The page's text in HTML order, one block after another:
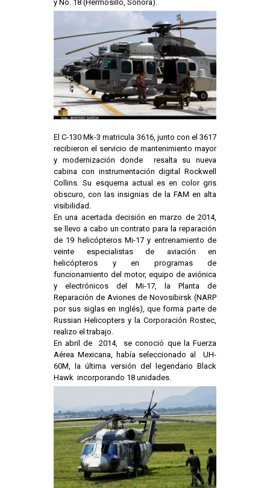
y No. 18 (Hermosillo, Sonora).
El C-130 Mk-3 matricula 3616, junto con el 3617
recibieron el servicio de mantenimiento mayor
y modernización donde resalta su nueva
cabina con instrumentación digital Rockwell
Collins. Su esquema actual es en color gris
obscuro, con las insignias de la FAM en alta
visibilidad.
En una acertada decisión en marzo de 2014,
se llevo a cabo un contrato para la reparación
de 19 helicópteros Mi-17 y entrenamiento de
veinte especialistas de aviación en
helicópteros y en programas de
funcionamiento del motor, equipo de aviónica
y electrónicos del Mi-17, la Planta de
Reparación de Aviones de Novosibirsk (NARP
por sus siglas en inglés), que forma parte de
Russian Helicopters y la Corporación Rostec,
realizo el trabajo.
En abril de 2014, se conoció que la Fuerza
Aérea Mexicana, había seleccionado al UH-
60M, la última versión del legendario Black
Hawk incorporando 18 unidades.